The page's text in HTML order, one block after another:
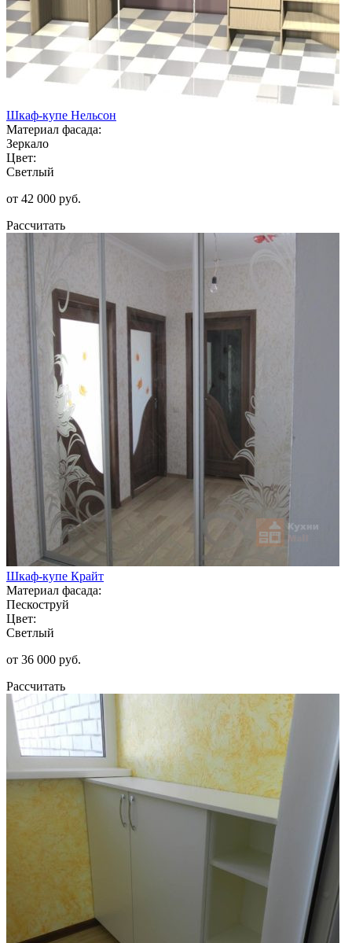
Шкаф-купе Нельсон
Материал фасада:
Зеркало
Цвет:
Светлый
от 42 000 руб.
Рассчитать
Шкаф-купе Крайт
Материал фасада:
Пескоструй
Цвет:
Светлый
от 36 000 руб.
Рассчитать